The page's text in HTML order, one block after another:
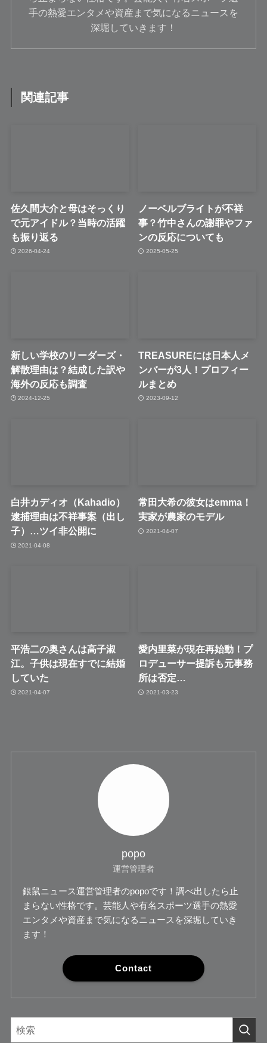
手の熱愛エンタメや資産まで気になるニュースを
深堀していきます！
関連記事
佐久間大介と母はそっくり
で元アイドル？当時の活躍
も振り返る
2026-04-24
ノーベルブライトが不祥
事？竹中さんの謝罪やファ
ンの反応についても
2025-05-25
新しい学校のリーダーズ・
解散理由は？結成した訳や
海外の反応も調査
2024-12-25
TREASUREには日本人メ
ンバーが3人！プロフィー
ルまとめ
2023-09-12
白井カディオ（Kahadio）
逮捕理由は不祥事案（出し
子）…ツイ非公開に
2021-04-08
常田大希の彼女はemma！
実家が農家のモデル
2021-04-07
平浩二の奥さんは高子淑
江。子供は現在すでに結婚
していた
2021-04-07
愛内里菜が現在再始動！プ
ロデューサー提訴も元事務
所は否定…
2021-03-23
popo
運営管理者
銀鼠ニュース運営管理者のpopoです！調べ出したら止
まらない性格です。芸能人や有名スポーツ選手の熱愛
エンタメや資産まで気になるニュースを深堀していき
ます！
Contact